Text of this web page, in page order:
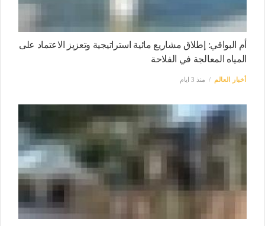
أم البواقي: إطلاق مشاريع مائية استراتيجية وتعزيز الاعتماد على
المياه المعالجة في الفلاحة
أخبار العالم منذ 3 ايام